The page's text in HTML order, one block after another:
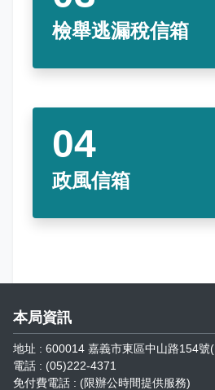
發票專區
常見問答
人事園地
性騷擾及職場霸凌分類
志工園地
稅捐稽徵法專區
常見違章案例
交通資訊
績優人員
檢舉逃漏稅信箱
政風信箱
本局資訊
地址 : 600014 嘉義市東區中山路154號(
電話 : (05)222-4371
免付費電話 : (限辦公時間提供服務)